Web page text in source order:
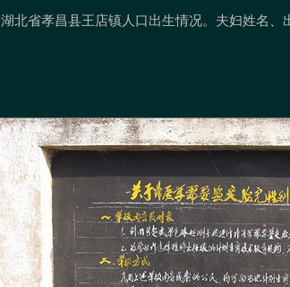
湖北省孝昌县王店镇人口出生情况。夫妇姓名、